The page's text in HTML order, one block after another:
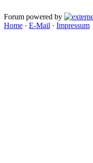
Forum powered by
Home · E-Mail · Impressum